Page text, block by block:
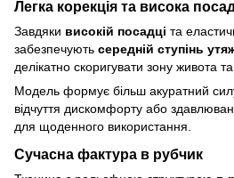
Легка корекція та висока
Завдяки високій посадці та
забезпечують середній ступінь
делікатно скоригувати зону живота та
Модель формує більш акуратний
відчуття дискомфорту або
для щоденного використання.
Сучасна фактура в рубчик